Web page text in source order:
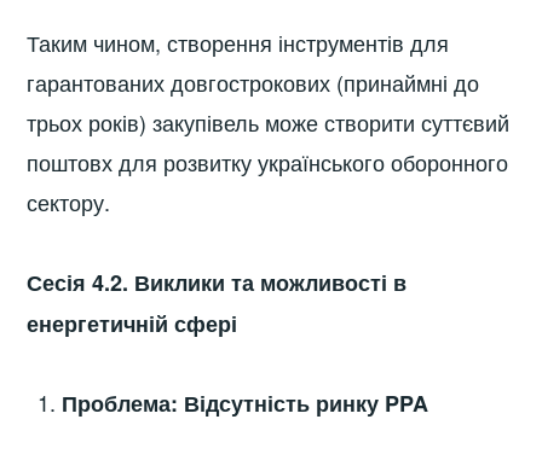
Таким чином, створення інструментів для
гарантованих довгострокових (принаймні до
трьох років) закупівель може створити суттєвий
поштовх для розвитку українського оборонного
сектору.
Сесія 4.2. Виклики та можливості в
енергетичній сфері
Проблема: Відсутність ринку PPA